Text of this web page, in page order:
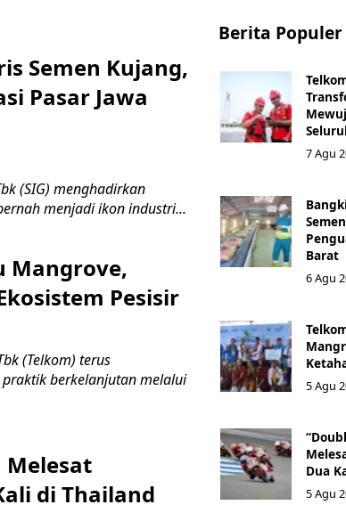
Semen Kujang,
Pasar Jawa
(SIG) menghadirkan
menjadi ikon industri...
Mangrove,
Pesisir
(Telkom) terus
berkelanjutan melalui
Melesat
di Thailand
Berita Populer
7 Agu
Barat
6 Agu
5 Agu
Dua
5 Agu